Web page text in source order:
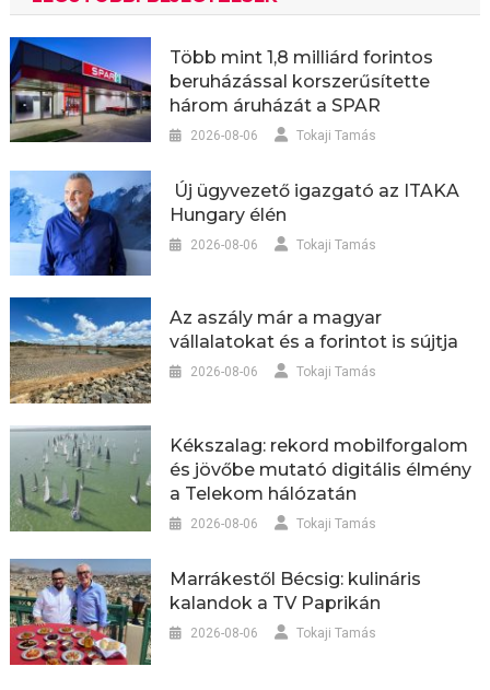
Több mint 1,8 milliárd forintos
beruházással korszerűsítette
három áruházát a SPAR
2026-08-06 Tokaji Tamás
Új ügyvezető igazgató az ITAKA
Hungary élén
2026-08-06 Tokaji Tamás
Az aszály már a magyar
vállalatokat és a forintot is sújtja
2026-08-06 Tokaji Tamás
Kékszalag: rekord mobilforgalom
és jövőbe mutató digitális élmény
a Telekom hálózatán
2026-08-06 Tokaji Tamás
Marrákestől Bécsig: kulináris
kalandok a TV Paprikán
2026-08-06 Tokaji Tamás